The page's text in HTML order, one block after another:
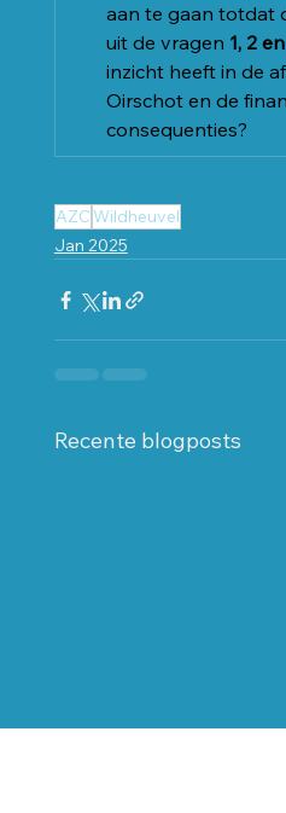
aan te gaan totdat
uit de vragen 1, 2
inzicht heeft in de
Oirschot en de
consequenties?
AZC Wildheuvel
Jan 2025
Recente blogposts